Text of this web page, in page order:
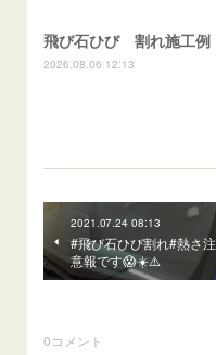
2026.08.06 12:13
2021.07.24 08:13
#飛び石ひび割れ#熱さ注
意報です😱☀️⚠️
0コメント